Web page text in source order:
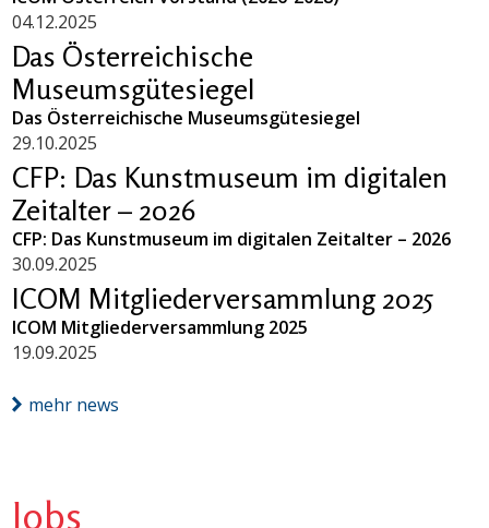
04.12.2025
Das Österreichische
Museumsgütesiegel
Das Österreichische Museumsgütesiegel
29.10.2025
CFP: Das Kunstmuseum im digitalen
Zeitalter – 2026
CFP: Das Kunstmuseum im digitalen Zeitalter – 2026
30.09.2025
ICOM Mitgliederversammlung 2025
ICOM Mitgliederversammlung 2025
19.09.2025
mehr news
Jobs